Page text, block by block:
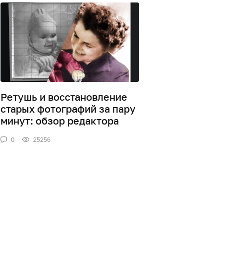
Ретушь и восстановление
старых фотографий за пару
минут: обзор редактора
0 25256